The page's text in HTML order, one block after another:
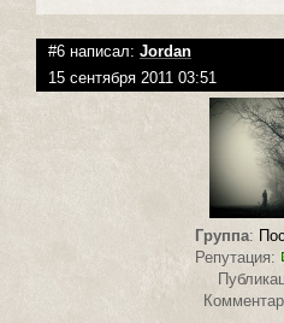
#6 написал: Jordan
15 сентября 2011 03:51
Группа:
Репутация: